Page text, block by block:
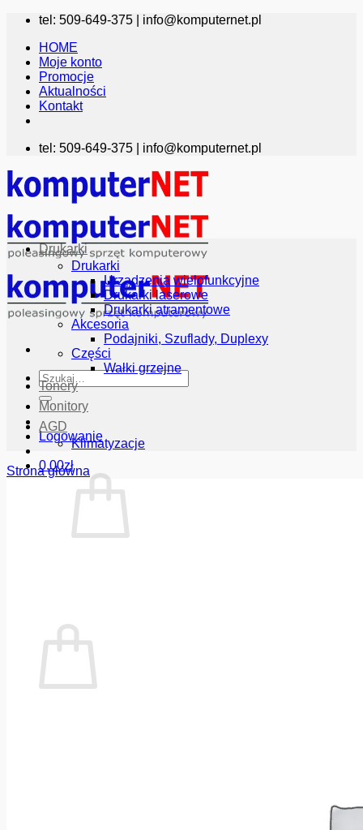
Przewiń
zawartości
tel: 509-649-375 | info@komputernet.pl
HOME
Moje konto
Promocje
Aktualności
Kontakt
tel: 509-649-375 | info@komputernet.pl
Szukaj:
Logowanie
0.00zł
Drukarki
Drukarki
Urządzenia wielofunkcyjne
Drukarki laserowe
Drukarki atramentowe
Akcesoria
Podajniki, Szuflady, Duplexy
Części
Wałki grzejne
Tonery
Monitory
AGD
Klimatyzacje
Strona główna